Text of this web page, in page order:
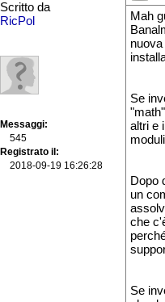
Scritto da
RicPol
Messaggi
545
Registrato il
2018-09-19 16:26:28
Mah
Se
altri e
Dopo
un
che
Se